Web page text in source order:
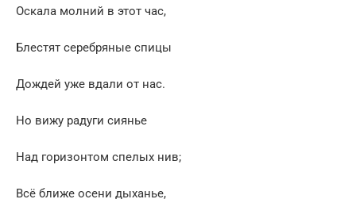
Оскала молний в этот час,
Блестят серебряные спицы
Дождей уже вдали от нас.
Но вижу радуги сиянье
Над горизонтом спелых нив;
Всё ближе осени дыханье,